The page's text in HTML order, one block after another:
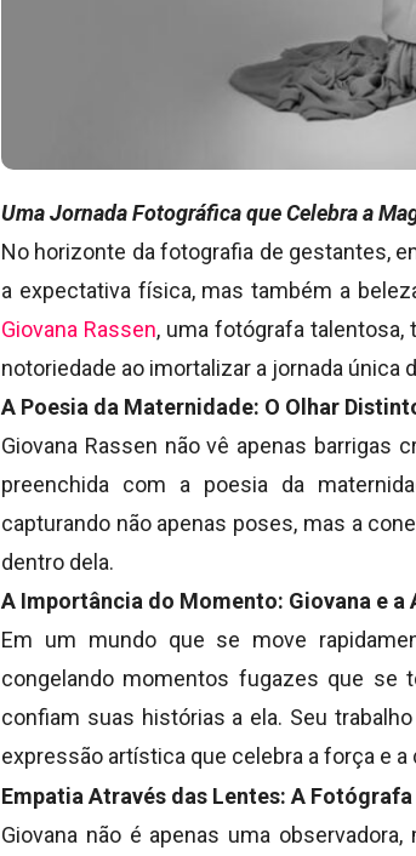
Uma Jornada Fotográfica que Celebra a
No horizonte da fotografia de gestantes,
a expectativa física, mas também a
Giovana Rassen, uma fotógrafa talentosa,
notoriedade ao imortalizar a jornada
A Poesia da Maternidade: O Olhar
Giovana Rassen não vê apenas barrigas
preenchida com a poesia da
capturando não apenas poses, mas a
dentro dela.
A Importância do Momento: Giovana e
Em um mundo que se move
congelando momentos fugazes que se
confiam suas histórias a ela. Seu
expressão artística que celebra a força e a
Empatia Através das Lentes: A
Giovana não é apenas uma